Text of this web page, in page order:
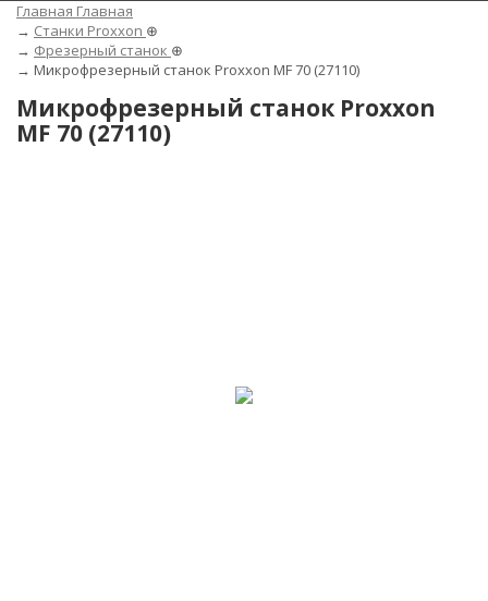
Главная Главная
→ Станки Proxxon ⊕
→ Фрезерный станок ⊕
→ Микрофрезерный станок Proxxon MF 70 (27110)
Микрофрезерный станок Proxxon
MF 70 (27110)